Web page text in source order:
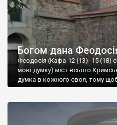
Богом дана
Феодосія (Кафа-12 (13) -15 (18)
мою думку) міст всього
думка в кожного своя, тому
запрошую відвідати це